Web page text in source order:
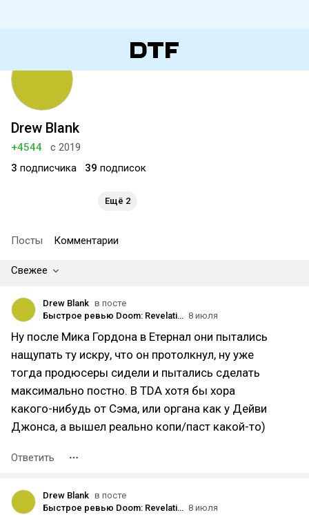
Drew Blank
+4544
с 2019
3 подписчика 39 подписок
Ещё 2
Посты Комментарии
Свежее
Drew Blank в посте
Быстрое ревью Doom: Revelations. Уступка фанатам Eternal 8 июля
Ну после Мика Гордона в Етернал они пытались
нащупать ту искру, что он протолкнул, ну уже
тогда продюсеры сидели и пытались сделать
максимально постно. В TDA хотя бы хора
какого-нибудь от Сэма, или органа как у Дейви
Джонса, а вышел реально копи/паст какой-то)
Ответить
Drew Blank в посте
Быстрое ревью Doom: Revelations. Уступка фанатам Eternal 8 июля